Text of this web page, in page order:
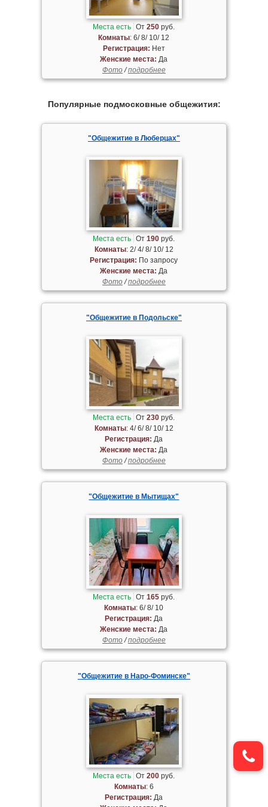
Места есть От250 руб.
Комнаты: 6/ 8/ 10/ 12
Регистрация: Нет
Женские места: Да
Фото/подробнее
Популярные подмосковные общежития:
"Общежитие в Люберцах"
Места есть От190 руб.
Комнаты: 2/ 4/ 8/ 10/ 12
Регистрация: По запросу
Женские места: Да
Фото/подробнее
"Общежитие в Подольске"
Места есть От230 руб.
Комнаты: 4/ 6/ 8/ 10/ 12
Регистрация: Да
Женские места: Да
Фото/подробнее
"Общежитие в Мытищах"
Места есть От165 руб.
Комнаты: 6/ 8/ 10
Регистрация: Да
Женские места: Да
Фото/подробнее
"Общежитие в Наро-Фоминске"
Места есть От200 руб.
Комнаты: 6
Регистрация: Да